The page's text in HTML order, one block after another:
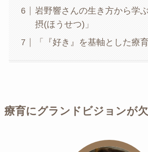
岩野響さんの生き方から学
摂(ほうせつ)」
「『好き』を基軸とした療育
療育にグランドビジョンが